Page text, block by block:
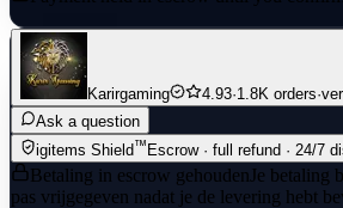
Karirgaming 4.93·1.8K orders·
Ask a question
igitems Shield™ Escrow · full refund · 24/7
Betaling in escrow gehouden Je betaling
pas vrijgegeven nadat je de levering hebt